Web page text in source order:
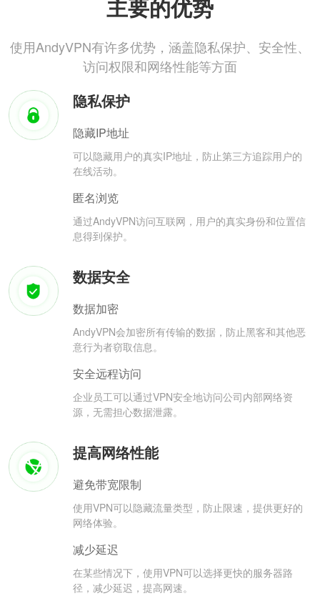
主要的优势
使用AndyVPN有许多优势，涵盖隐私保护、安全性、
访问权限和网络性能等方面
隐私保护
隐藏IP地址
可以隐藏用户的真实IP地址，防止第三方追踪用户的
在线活动。
匿名浏览
通过AndyVPN访问互联网，用户的真实身份和位置信
息得到保护。
数据安全
数据加密
AndyVPN会加密所有传输的数据，防止黑客和其他恶
意行为者窃取信息。
安全远程访问
企业员工可以通过VPN安全地访问公司内部网络资
源，无需担心数据泄露。
提高网络性能
避免带宽限制
使用VPN可以隐藏流量类型，防止限速，提供更好的
网络体验。
减少延迟
在某些情况下，使用VPN可以选择更快的服务器路
径，减少延迟，提高网速。